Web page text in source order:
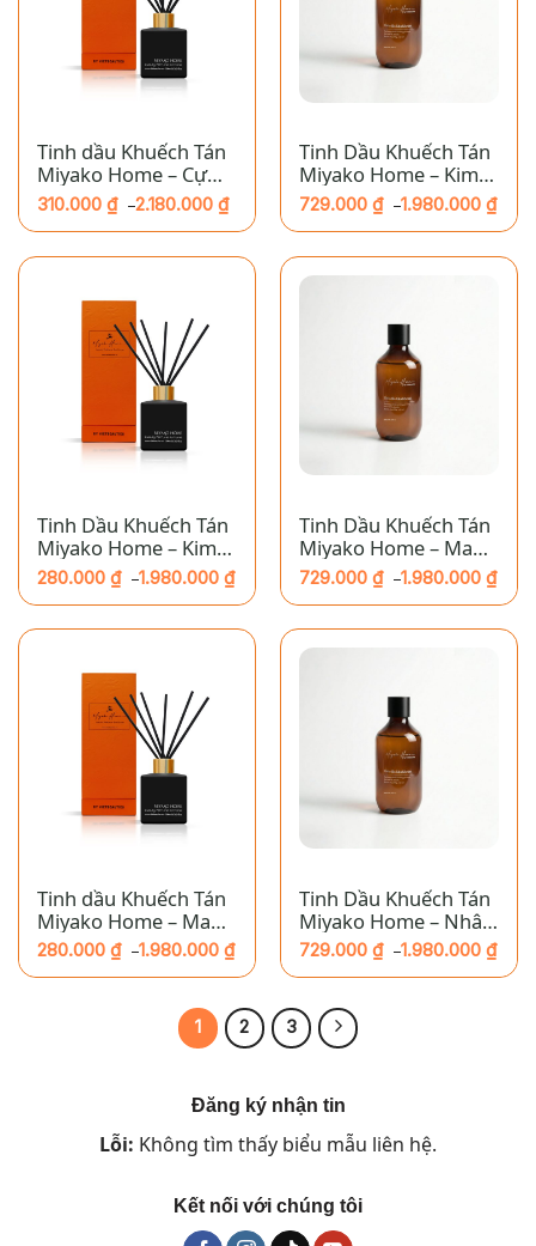
Tinh dầu Khuếch Tán
Miyako Home – Cự
Giải
310.000 ₫ –2.180.000 ₫
giá:
310.000 ₫
Tinh Dầu Khuếch Tán
Miyako Home – Kim
Ngưu
729.000 ₫ –1.980.000 ₫
giá:
729.000 ₫
đến
1.980.000 ₫
Tinh Dầu Khuếch Tán
Miyako Home – Kim
Ngưu
280.000 ₫ –1.980.000 ₫
giá:
280.000 ₫
Tinh Dầu Khuếch Tán
Miyako Home – Ma
Kết
729.000 ₫ –1.980.000 ₫
giá:
729.000 ₫
đến
1.980.000 ₫
Tinh dầu Khuếch Tán
Miyako Home – Ma
Kết
280.000 ₫ –1.980.000 ₫
giá:
Tinh Dầu Khuếch Tán
Miyako Home – Nhân
Mã
729.000 ₫ –1.980.000 ₫
giá:
729.000 ₫
đến
1.980.000 ₫
1 2 3
Đăng ký nhận tin
Lỗi: Không tìm thấy biểu mẫu liên hệ.
Kết nối với chúng tôi